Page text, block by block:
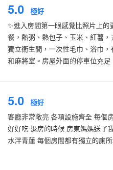
5.0
極好
✨進入房間第一眼感覺比照片上
餐，熱粥、熱包子、玉米、紅薯
獨立衞生間，一次性毛巾、浴巾
和麻將室。房屋外面的停車位充足
5.0
極好
客廳非常敞亮 各項設施齊全 每個
好好吃 退房的時候 房東媽媽送了
水泮青蓮 每個房間都有獨立的廁